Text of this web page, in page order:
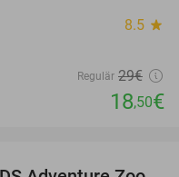
8.5 star
Regulär 29€
18,50€